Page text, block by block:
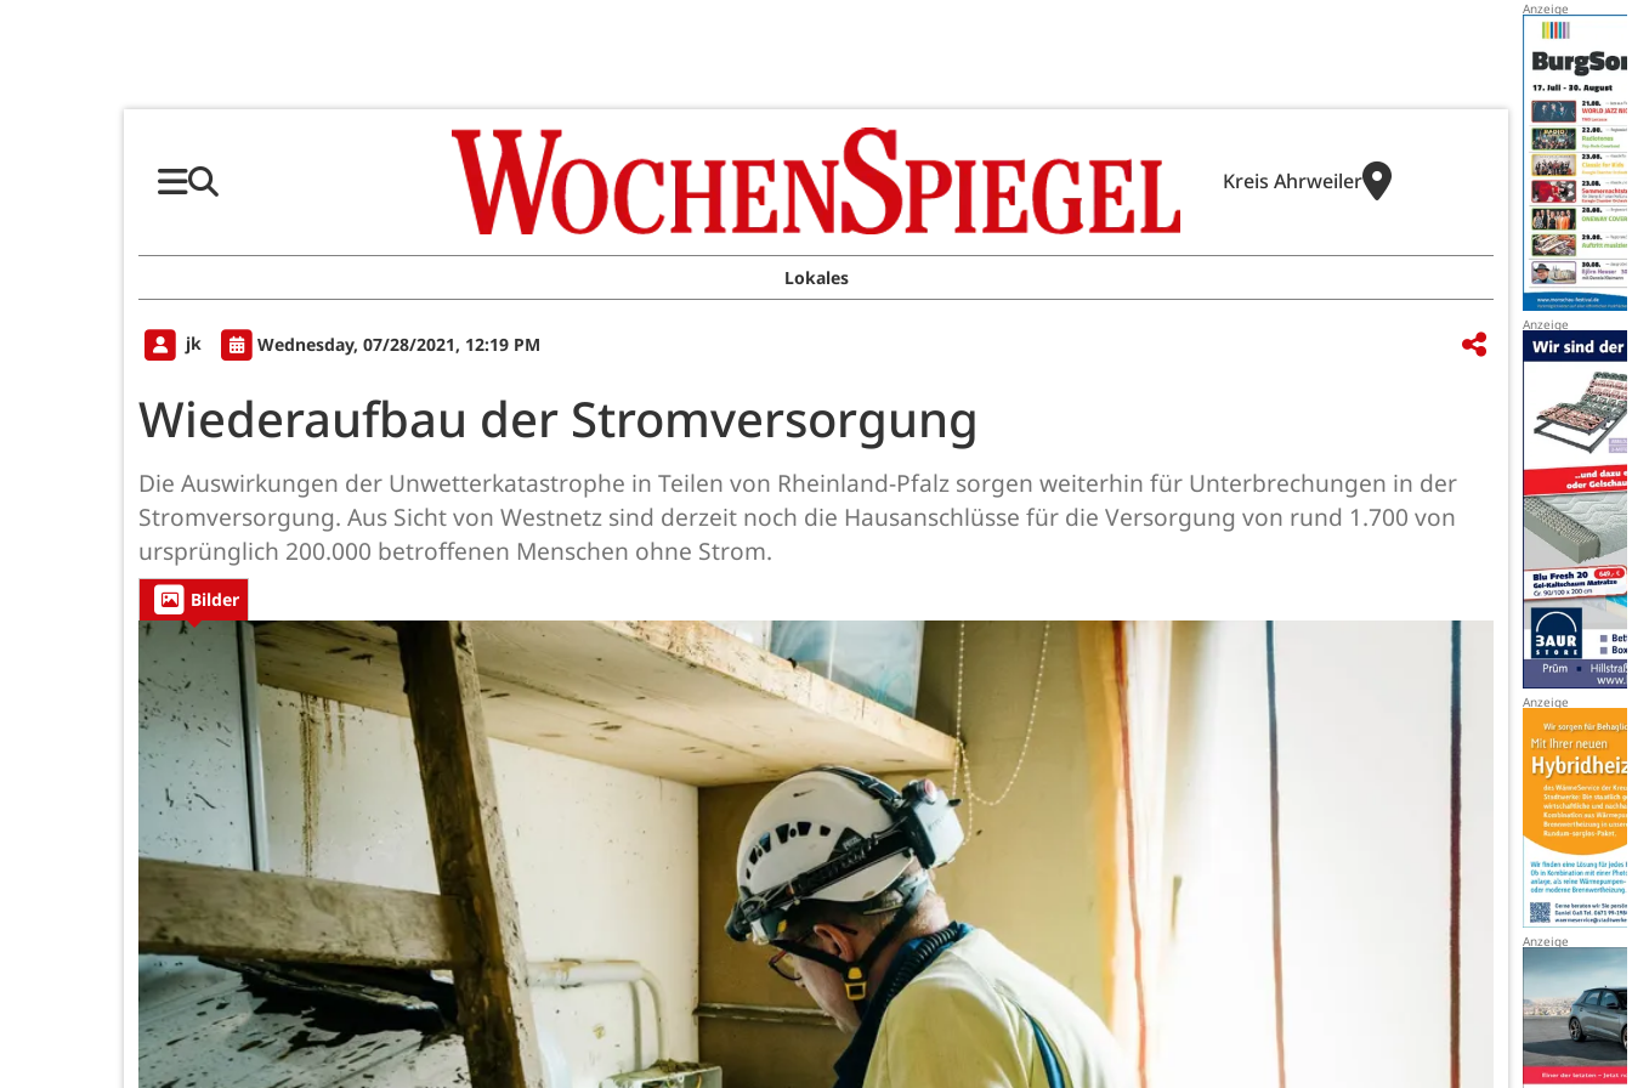
Kreis Ahrweiler
Lokales
jk Wednesday, 07/28/2021, 12:19 PM
Wiederaufbau der Stromversorgung
Die Auswirkungen der Unwetterkatastrophe in Teilen von Rheinland-Pfalz sorgen weiterhin für Unterbrechungen in der
Stromversorgung. Aus Sicht von Westnetz sind derzeit noch die Hausanschlüsse für die Versorgung von rund 1.700 von
ursprünglich 200.000 betroffenen Menschen ohne Strom.
Bilder